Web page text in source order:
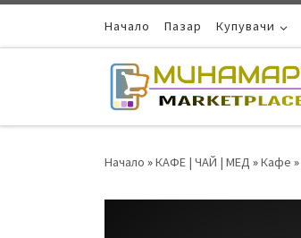
Skip to contentНачало Пазар Купувачи
Начало »КАФЕ | ЧАЙ | МЕД »Кафе »